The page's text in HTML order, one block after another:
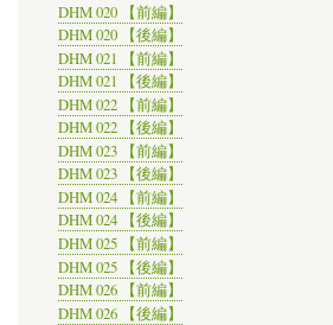
DHM 020 【前編】
DHM 020 【後編】
DHM 021 【前編】
DHM 021 【後編】
DHM 022 【前編】
DHM 022 【後編】
DHM 023 【前編】
DHM 023 【後編】
DHM 024 【前編】
DHM 024 【後編】
DHM 025 【前編】
DHM 025 【後編】
DHM 026 【前編】
DHM 026 【後編】